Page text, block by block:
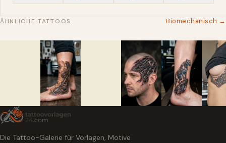
ÄHNLICHE TATTOOS Biomechanisch →
Die Tattoo-Galerie für Vorlagen, Motive